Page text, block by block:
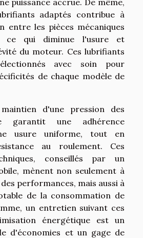
puissance accrue. De même,
adaptés contribue à
entre les pièces mécaniques
ce qui diminue l'usure et
du moteur. Ces lubrifiants
avec soin pour
de chaque modèle de
d'une pression des
garantit une adhérence
usure uniforme, tout en
au roulement. Ces
conseillés par un
mènent non seulement à
performances, mais aussi à
de la consommation de
un entretien suivant ces
énergétique est un
d'économies et un gage de